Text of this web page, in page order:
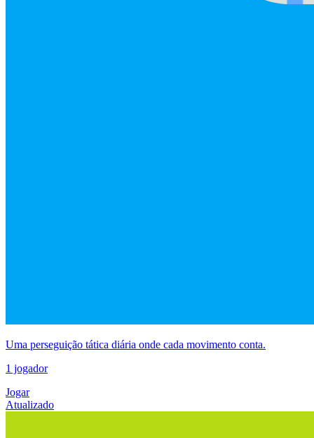
Uma perseguição tática diária onde cada movimento conta.
1 jogador
Jogar
Atualizado